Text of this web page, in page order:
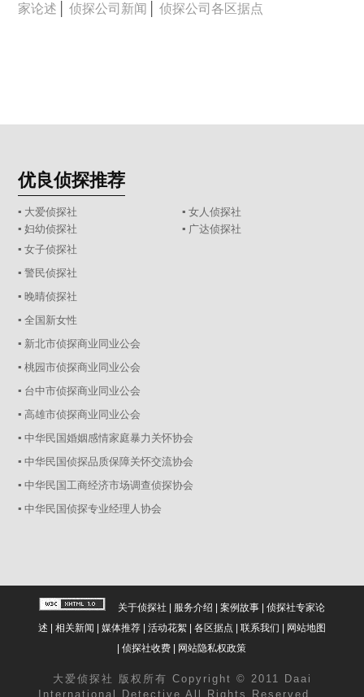
家论述 │侦探公司新闻 │侦探公司各区据点
优良侦探推荐
▪ 大爱侦探社
▪ 女人侦探社
▪ 妇幼侦探社
▪ 广达侦探社
▪ 女子侦探社
▪ 警民侦探社
▪ 晚晴侦探社
▪ 全国新女性
▪ 新北市侦探商业同业公会
▪ 桃园市侦探商业同业公会
▪ 台中市侦探商业同业公会
▪ 高雄市侦探商业同业公会
▪ 中华民国婚姻感情家庭暴力关怀协会
▪ 中华民国侦探品质保障关怀交流协会
▪ 中华民国工商经济市场调查侦探协会
▪ 中华民国侦探专业经理人协会
关于侦探社 服务介绍 案例故事| 侦探社专家论
述
相关新闻 媒体推荐| 活动花絮| 各区据点 联系我们
网站地图
|侦探社收费 网站隐私权政策
大爱 侦探社
版权所有 Copyright © 2011 Daai
International Detective All Rights Reserved.